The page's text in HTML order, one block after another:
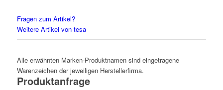
Fragen zum Artikel?
Weitere Artikel von tesa
Alle erwähnten Marken-Produktnamen sind eingetragene
Warenzeichen der jeweiligen Herstellerfirma.
Produktanfrage